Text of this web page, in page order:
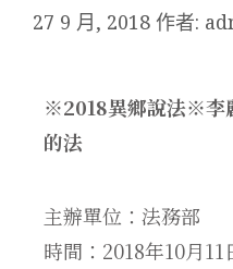
27 9 月, 2018 作者:
※2018異鄉說法※李
的法
主辦單位：法務部
時間：2018年10月